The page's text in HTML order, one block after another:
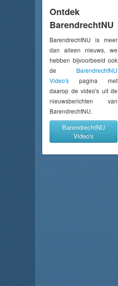
Ontdek
BarendrechtNU
BarendrechtNU is meer
dan alleen nieuws, we
hebben bijvoorbeeld ook
de BarendrechtNU
Video's pagina met
daarop de video's uit de
nieuwsberichten van
BarendrechtNU.
BarendrechtNU
Video's